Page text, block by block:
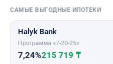
САМЫЕ ВЫГОДНЫЕ ИПОТЕКИ
Halyk Bank
Программа «7-20-25»
7,24%215 719 ₸